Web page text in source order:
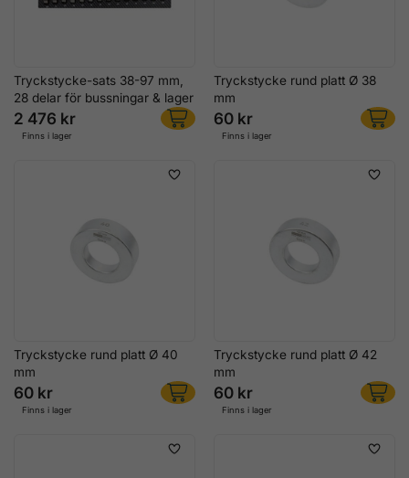
Tryckstycke-sats 38-97 mm,
28 delar för bussningar & lager
2 476 kr
Finns i lager
Tryckstycke rund platt Ø 38
mm
60 kr
Finns i lager
Tryckstycke rund platt Ø 40
mm
60 kr
Finns i lager
Tryckstycke rund platt Ø 42
mm
60 kr
Finns i lager